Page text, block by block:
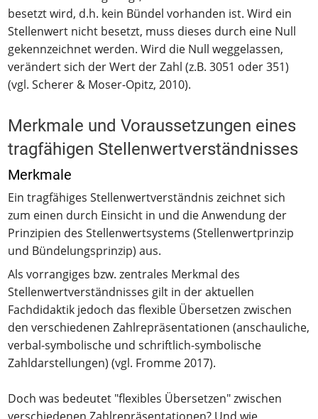
besetzt wird, d.h. kein Bündel vorhanden ist. Wird ein
Stellenwert nicht besetzt, muss dieses durch eine Null
gekennzeichnet werden. Wird die Null weggelassen,
verändert sich der Wert der Zahl (z.B. 3051 oder 351)
(vgl. Scherer & Moser-Opitz, 2010).
Merkmale und Voraussetzungen eines
tragfähigen Stellenwertverständnisses
Merkmale
Ein tragfähiges Stellenwertverständnis zeichnet sich
zum einen durch Einsicht in und die Anwendung der
Prinzipien des Stellenwertsystems (Stellenwertprinzip
und Bündelungsprinzip) aus.
Als vorrangiges bzw. zentrales Merkmal des
Stellenwertverständnisses gilt in der aktuellen
Fachdidaktik jedoch das flexible Übersetzen zwischen
den verschiedenen Zahlrepräsentationen (anschauliche,
verbal-symbolische und schriftlich-symbolische
Zahldarstellungen) (vgl. Fromme 2017).
Doch was bedeutet "flexibles Übersetzen" zwischen